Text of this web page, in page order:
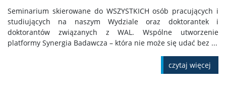
Seminarium skierowane do WSZYSTKICH osób pracujących i
studiujących na naszym Wydziale oraz doktorantek i
doktorantów związanych z WAL. Wspólne utworzenie
platformy Synergia Badawcza – która nie może się udać bez ...
czytaj więcej